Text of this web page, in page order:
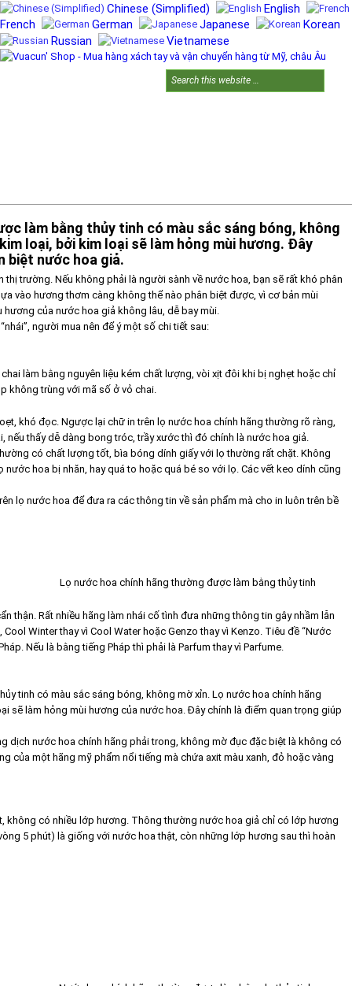
Chinese (Simplified)
English
French
German Japanese
Korean
Russian
Vietnamese
GIỚI THIỆU
làm bằng thủy tinh có màu sắc sáng bóng, không
loại, bởi kim loại sẽ làm hỏng mùi hương. Đây
biệt nước hoa giả.
thị trường. Nếu không phải là người sành về nước hoa, bạn sẽ rất khó phân
vào hương thơm càng không thể nào phân biệt được, vì cơ bản mùi
của nước hoa giả không lâu, dễ bay mùi.
người mua nên để ý một số chi tiết sau:
làm bằng nguyên liệu kém chất lượng, vòi xịt đôi khi bị nghẹt hoặc chỉ
không trùng với mã số ở vỏ chai.
khó đọc. Ngược lại chữ in trên lọ nước hoa chính hãng thường rõ ràng,
nếu thấy dễ dàng bong tróc, trầy xước thì đó chính là nước hoa giả.
có chất lượng tốt, bìa bóng dính giấy với lọ thường rất chặt. Không
hoa bị nhăn, hay quá to hoặc quá bé so với lọ. Các vết keo dính cũng
lọ nước hoa để đưa ra các thông tin về sản phẩm mà cho in luôn trên bề
Lọ nước hoa chính hãng thường được làm bằng thủy tinh
thận. Rất nhiều hãng làm nhái cố tình đưa những thông tin gây nhầm lẫn
Winter thay vì Cool Water hoặc Genzo thay vì Kenzo. Tiêu đề “Nước
Nếu là bằng tiếng Pháp thì phải là Parfum thay vì Parfume.
tinh có màu sắc sáng bóng, không mờ xỉn. Lọ nước hoa chính hãng
sẽ làm hỏng mùi hương của nước hoa. Đây chính là điểm quan trọng giúp
dịch nước hoa chính hãng phải trong, không mờ đục đặc biệt là không có
của một hãng mỹ phẩm nổi tiếng mà chứa axit màu xanh, đỏ hoặc vàng
không có nhiều lớp hương. Thông thường nước hoa giả chỉ có lớp hương
5 phút) là giống với nước hoa thật, còn những lớp hương sau thì hoàn